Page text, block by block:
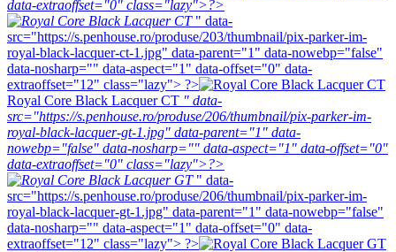
data-extraoffset="0" class="lazy">?>
" data-
src="https://s.penhouse.ro/produse/203/thumbnail/pix-parker-im-
royal-black-lacquer-ct-1.jpg" data-parent="1" data-nowebp="false"
data-nosharp="" data-aspect="1" data-offset="0" data-
extraoffset="12" class="lazy"> ?>
Royal Core Black Lacquer CT " data-
src="https://s.penhouse.ro/produse/206/thumbnail/pix-parker-im-
royal-black-lacquer-gt-1.jpg" data-parent="1" data-
nowebp="false" data-nosharp="" data-aspect="1" data-offset="0"
data-extraoffset="0" class="lazy">?>
" data-
src="https://s.penhouse.ro/produse/206/thumbnail/pix-parker-im-
royal-black-lacquer-gt-1.jpg" data-parent="1" data-nowebp="false"
data-nosharp="" data-aspect="1" data-offset="0" data-
extraoffset="12" class="lazy"> ?>